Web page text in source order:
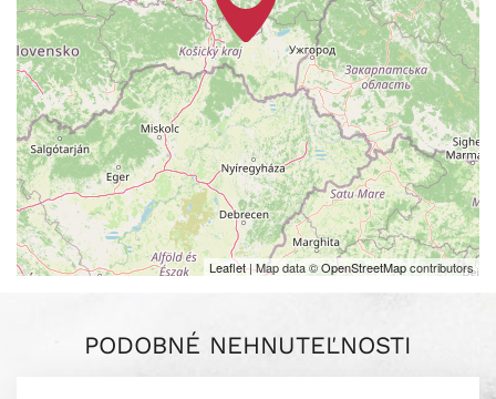
Leaflet| Map data ©OpenStreetMapcontributors
PODOBNÉ NEHNUTEĽNOSTI